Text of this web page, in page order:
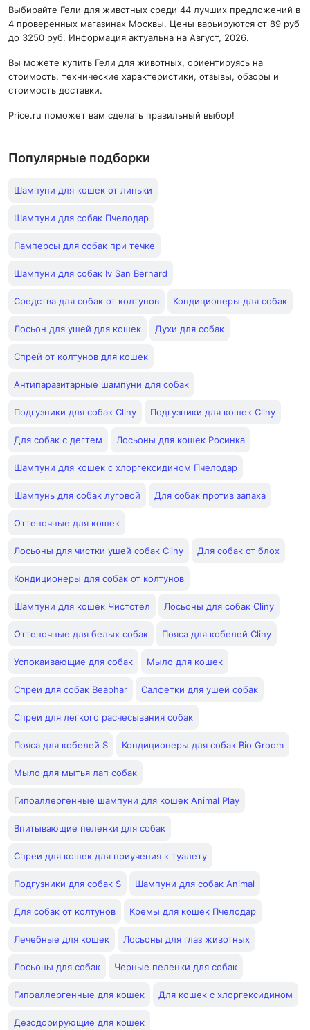
Выбирайте Гели для животных среди 44 лучших предложений в
4 проверенных магазинах Москвы. Цены варьируются от 89 руб
до 3250 руб. Информация актуальна на Август, 2026.
Вы можете купить Гели для животных, ориентируясь на
стоимость, технические характеристики, отзывы, обзоры и
стоимость доставки.
Price.ru поможет вам сделать правильный выбор!
Популярные подборки
Шампуни для кошек от линьки
Шампуни для собак Пчелодар
Памперсы для собак при течке
Шампуни для собак Iv San Bernard
Средства для собак от колтунов Кондиционеры для собак
Лосьон для ушей для кошек Духи для собак
Спрей от колтунов для кошек
Антипаразитарные шампуни для собак
Подгузники для собак Cliny Подгузники для кошек Cliny
Для собак с дегтем Лосьоны для кошек Росинка
Шампуни для кошек с хлоргексидином Пчелодар
Шампунь для собак луговой Для собак против запаха
Оттеночные для кошек
Лосьоны для чистки ушей собак Cliny Для собак от блох
Кондиционеры для собак от колтунов
Шампуни для кошек Чистотел Лосьоны для собак Cliny
Оттеночные для белых собак Пояса для кобелей Cliny
Успокаивающие для собак Мыло для кошек
Спреи для собак Beaphar Салфетки для ушей собак
Спреи для легкого расчесывания собак
Пояса для кобелей S Кондиционеры для собак Bio Groom
Мыло для мытья лап собак
Гипоаллергенные шампуни для кошек Animal Play
Впитывающие пеленки для собак
Спреи для кошек для приучения к туалету
Подгузники для собак S Шампуни для собак Animal
Для собак от колтунов Кремы для кошек Пчелодар
Лечебные для кошек Лосьоны для глаз животных
Лосьоны для собак Черные пеленки для собак
Гипоаллергенные для кошек Для кошек с хлоргексидином
Дезодорирующие для кошек